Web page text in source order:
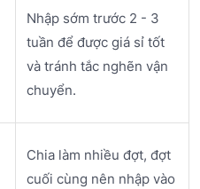
Nhập sớm trước 2 - 3
tuần để được giá sỉ tốt
và tránh tắc nghẽn vận
chuyển.
Chia làm nhiều đợt, đợt
cuối cùng nên nhập vào